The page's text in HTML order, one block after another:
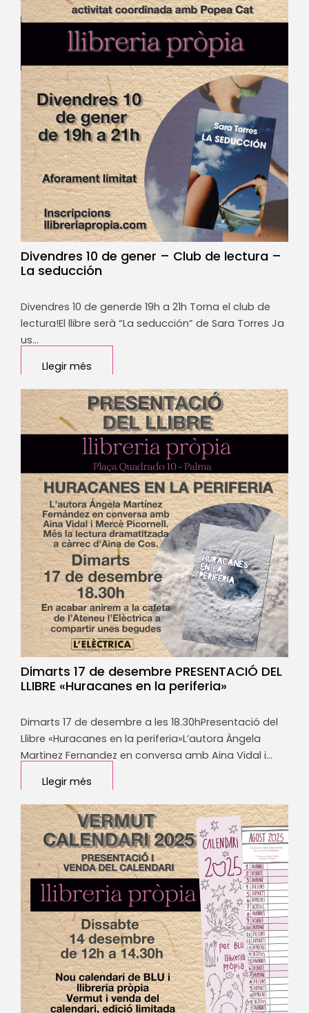
Divendres 10 de gener – Club de lectura –
La seducción
Divendres 10 de generde 19h a 21h Torna el club de
lectura!El llibre serà “La seducción” de Sara Torres Ja
us…
Llegir més
Dimarts 17 de desembre PRESENTACIÓ DEL
LLIBRE «Huracanes en la periferia»
Dimarts 17 de desembre a les 18.30hPresentació del
Llibre «Huracanes en la periferia»L’autora Àngela
Martinez Fernandez en conversa amb Aina Vidal i…
Llegir més